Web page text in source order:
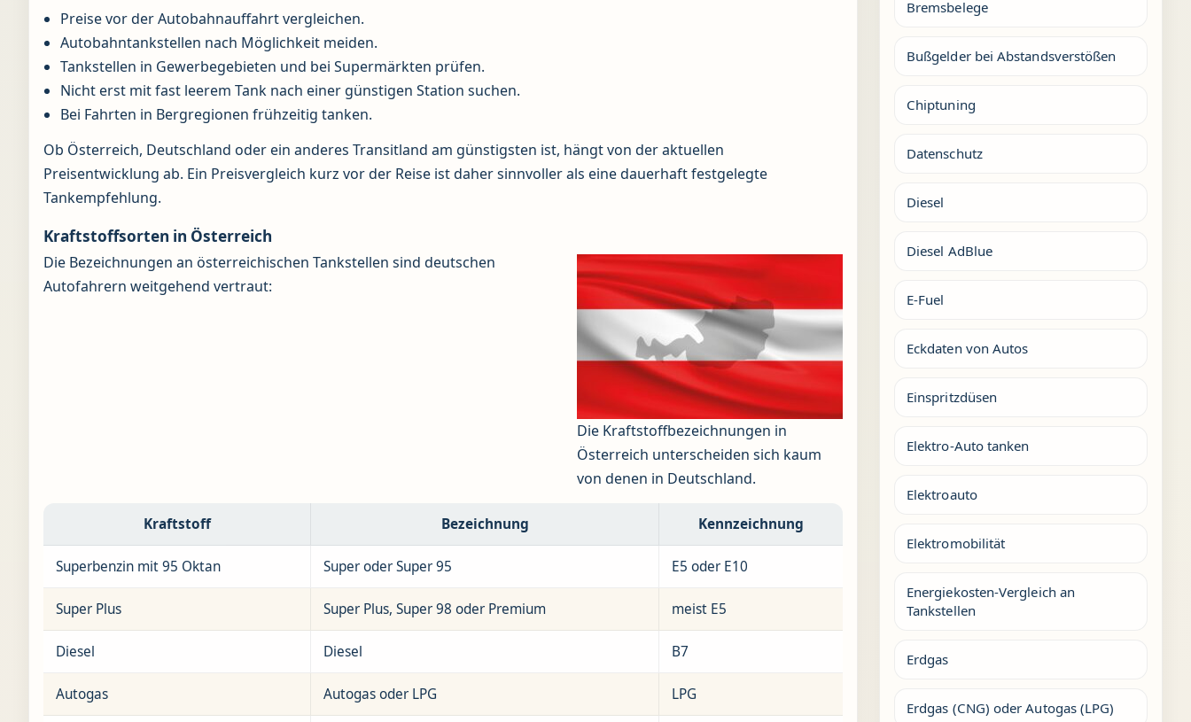
Preise vor der Autobahnauffahrt vergleichen.
Autobahntankstellen nach Möglichkeit meiden.
Tankstellen in Gewerbegebieten und bei Supermärkten prüfen.
Nicht erst mit fast leerem Tank nach einer günstigen Station suchen.
Bei Fahrten in Bergregionen frühzeitig tanken.
Ob Österreich, Deutschland oder ein anderes Transitland am günstigsten ist, hängt von der aktuellen
Preisentwicklung ab. Ein Preisvergleich kurz vor der Reise ist daher sinnvoller als eine dauerhaft festgelegte
Tankempfehlung.
Kraftstoffsorten in Österreich
Die Kraftstoffbezeichnungen in
Österreich unterscheiden sich kaum
von denen in Deutschland.
Die Bezeichnungen an österreichischen Tankstellen sind deutschen
Autofahrern weitgehend vertraut:
Kraftstoff Bezeichnung Kennzeichnung
Superbenzin mit 95 Oktan Super oder Super 95 E5 oder E10
Super Plus Super Plus, Super 98 oder Premium meist E5
Diesel Diesel B7
Autogas Autogas oder LPG LPG
Bremsbelege
Bußgelder bei Abstandsverstößen
Chiptuning
Datenschutz
Diesel
Diesel AdBlue
E-Fuel
Eckdaten von Autos
Einspritzdüsen
Elektro-Auto tanken
Elektroauto
Elektromobilität
Energiekosten-Vergleich an
Tankstellen
Erdgas
Erdgas (CNG) oder Autogas (LPG)